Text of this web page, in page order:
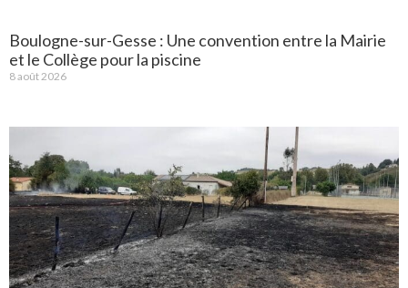
Boulogne-sur-Gesse : Une convention entre la Mairie
et le Collège pour la piscine
8 août 2026